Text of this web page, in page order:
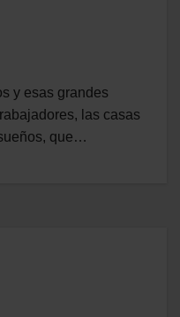
y esas grandes
las casas
que…